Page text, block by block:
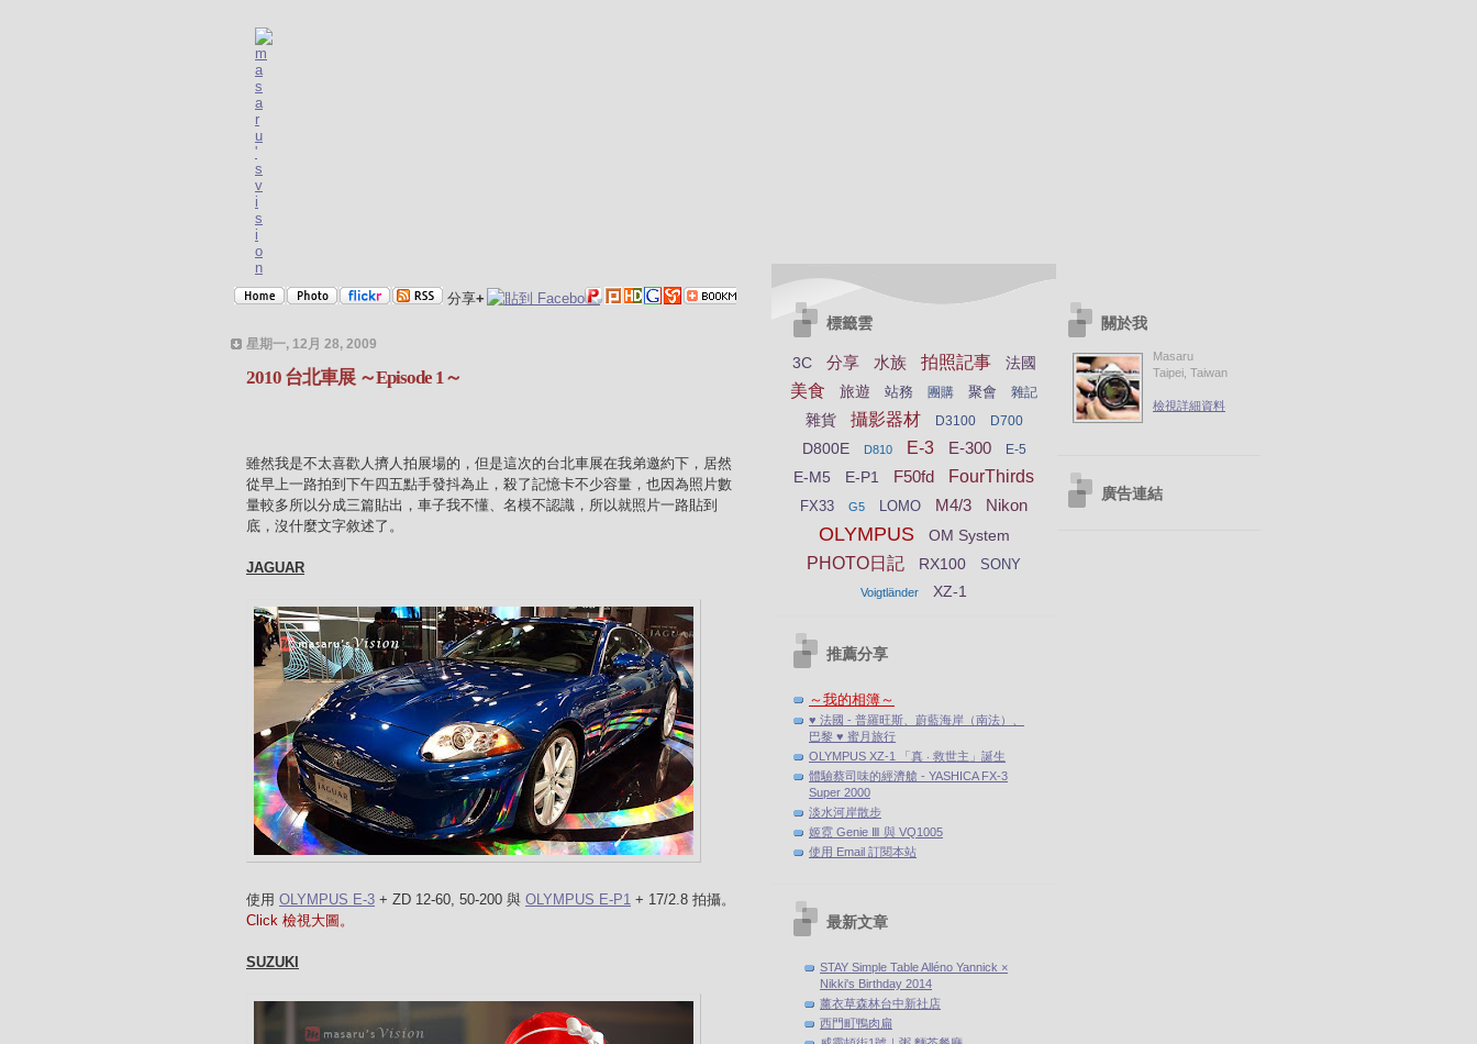
分享+
星期一, 12月 28, 2009
2010 台北車展 ～Episode 1～
雖然我是不太喜歡人擠人拍展場的，但是這次的台北車展在我弟邀約下，居然
從早上一路拍到下午四五點手發抖為止，殺了記憶卡不少容量，也因為照片數
量較多所以分成三篇貼出，車子我不懂、名模不認識，所以就照片一路貼到
底，沒什麼文字敘述了。
JAGUAR
使用 OLYMPUS E-3 + ZD 12-60, 50-200 與 OLYMPUS E-P1 + 17/2.8 拍攝。
Click 檢視大圖。
SUZUKI
標籤雲
3C 分享 水族 拍照記事 法國
美食 旅遊 站務 團購 聚會 雜記
雜貨 攝影器材 D3100 D700
D800E D810 E-3 E-300 E-5
E-M5 E-P1 F50fd FourThirds
FX33 G5 LOMO M4/3 Nikon
OLYMPUS OM System
PHOTO日記 RX100 SONY
Voigtländer XZ-1
推薦分享
～我的相簿～
♥ 法國 - 普羅旺斯、蔚藍海岸（南法）、
巴黎 ♥ 蜜月旅行
OLYMPUS XZ-1 「真 ‧ 救世主」誕生
體驗蔡司味的經濟艙 - YASHICA FX-3
Super 2000
淡水河岸散步
姬霓 Genie Ⅲ 與 VQ1005
使用 Email 訂閱本站
最新文章
STAY Simple Table Alléno Yannick ×
Nikki's Birthday 2014
薰衣草森林台中新社店
西門町鴨肉扁
關於我
Masaru
Taipei, Taiwan
檢視詳細資料
廣告連結